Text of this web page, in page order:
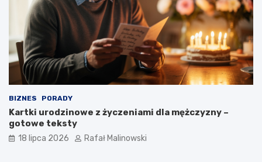
BIZNES PORADY
Kartki urodzinowe z życzeniami dla mężczyzny –
gotowe teksty
18 lipca 2026 Rafał Malinowski